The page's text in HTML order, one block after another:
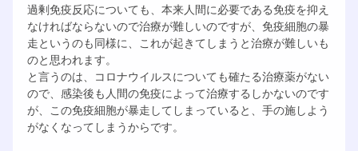
過剰免疫反応についても、本来人間に必要である免疫を抑え
なければならないので治療が難しいのですが、免疫細胞の暴
走というのも同様に、これが起きてしまうと治療が難しいも
のと思われます。
と言うのは、コロナウイルスについても確たる治療薬がない
ので、感染後も人間の免疫によって治療するしかないのです
が、この免疫細胞が暴走してしまっていると、手の施しよう
がなくなってしまうからです。